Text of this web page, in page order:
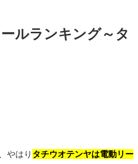
ルランキング～タ
やはり タチウオテンヤは電動リー